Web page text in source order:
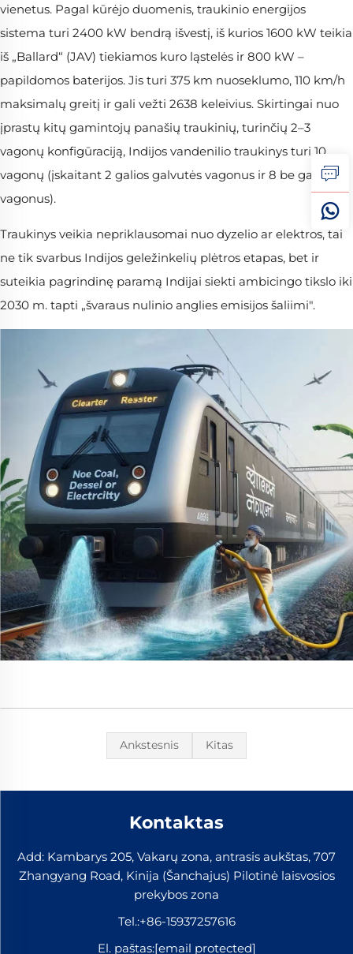
vienetus. Pagal kūrėjo duomenis, traukinio energijos
sistema turi 2400 kW bendrą išvestį, iš kurios 1600 kW teikia
iš „Ballard“ (JAV) tiekiamos kuro ląstelės ir 800 kW –
papildomos baterijos. Jis turi 375 km nuoseklumo, 110 km/h
maksimalų greitį ir gali vežti 2638 keleivius. Skirtingai nuo
įprastų kitų gamintojų panašių traukinių, turinčių 2–3
vagonų konfigūraciją, Indijos vandenilio traukinys turi 10
vagonų (įskaitant 2 galios galvutės vagonus ir 8 be galios
vagonus).
Traukinys veikia nepriklausomai nuo dyzelio ar elektros, tai
ne tik svarbus Indijos geležinkelių plėtros etapas, bet ir
suteikia pagrindinę paramą Indijai siekti ambicingo tikslo iki
2030 m. tapti „švaraus nulinio anglies emisijos šaliimi".
Ankstesnis Kitas
Kontaktas
Add: Kambarys 205, Vakarų zona, antrasis aukštas, 707
Zhangyang Road, Kinija (Šanchajus) Pilotinė laisvosios
prekybos zona
Tel.:+86-15937257616
El. paštas:[email protected]